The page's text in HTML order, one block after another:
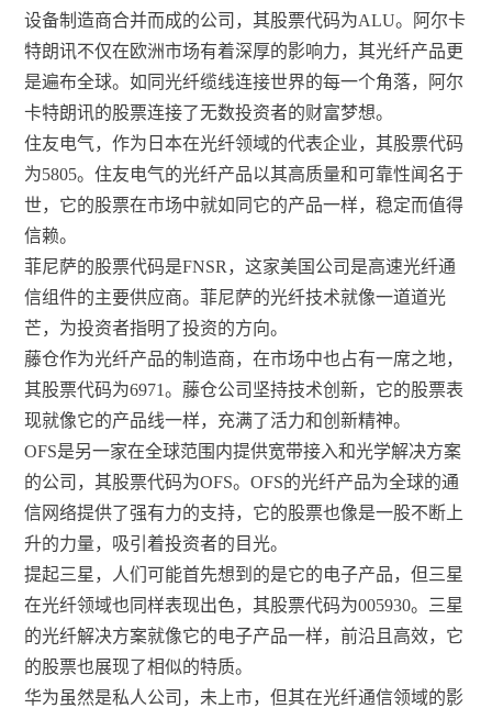
设备制造商合并而成的公司，其股票代码为ALU。阿尔卡
特朗讯不仅在欧洲市场有着深厚的影响力，其光纤产品更
是遍布全球。如同光纤缆线连接世界的每一个角落，阿尔
卡特朗讯的股票连接了无数投资者的财富梦想。
住友电气，作为日本在光纤领域的代表企业，其股票代码
为5805。住友电气的光纤产品以其高质量和可靠性闻名于
世，它的股票在市场中就如同它的产品一样，稳定而值得
信赖。
菲尼萨的股票代码是FNSR，这家美国公司是高速光纤通
信组件的主要供应商。菲尼萨的光纤技术就像一道道光
芒，为投资者指明了投资的方向。
藤仓作为光纤产品的制造商，在市场中也占有一席之地，
其股票代码为6971。藤仓公司坚持技术创新，它的股票表
现就像它的产品线一样，充满了活力和创新精神。
OFS是另一家在全球范围内提供宽带接入和光学解决方案
的公司，其股票代码为OFS。OFS的光纤产品为全球的通
信网络提供了强有力的支持，它的股票也像是一股不断上
升的力量，吸引着投资者的目光。
提起三星，人们可能首先想到的是它的电子产品，但三星
在光纤领域也同样表现出色，其股票代码为005930。三星
的光纤解决方案就像它的电子产品一样，前沿且高效，它
的股票也展现了相似的特质。
华为虽然是私人公司，未上市，但其在光纤通信领域的影